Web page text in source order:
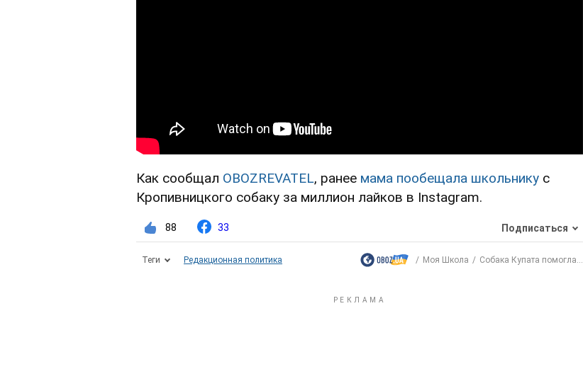
Как сообщал OBOZREVATEL, ранее мама пообещала школьнику с
Кропивницкого собаку за миллион лайков в Instagram.
88 33 Подписаться
Теги Редакционная политика Моя Школа Собака Купата помогла...